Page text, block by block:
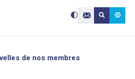
Contactez-
Search site:
Submit
Utilisez
les
flèches
haut
de nos membres